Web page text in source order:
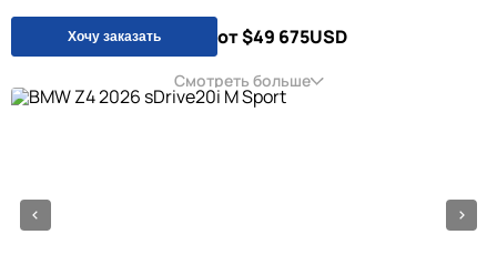
Хочу заказать от $49 675USD
Смотреть больше